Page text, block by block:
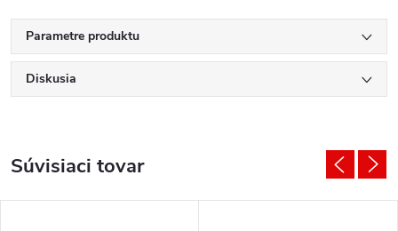
Parametre produktu
Diskusia
Súvisiaci tovar